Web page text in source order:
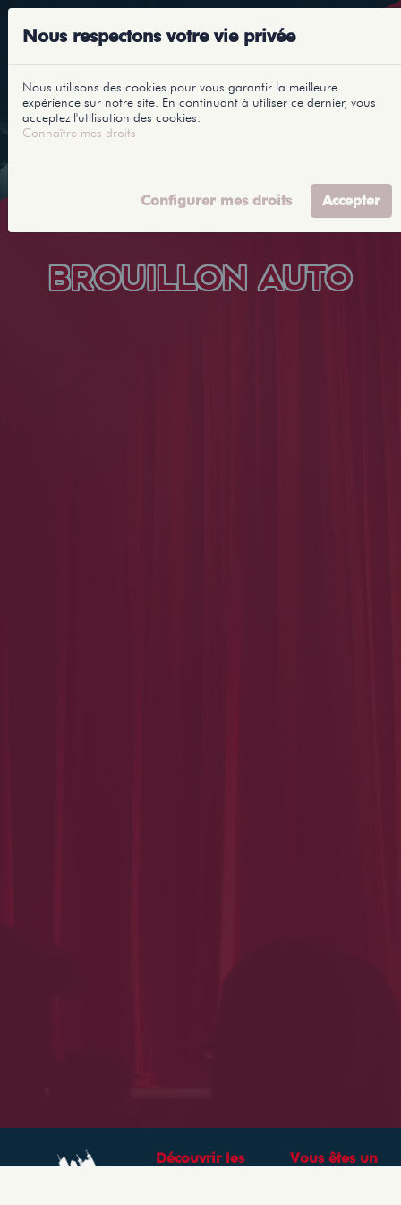
BROUILLON AUTO
Découvrir les
Vous êtes un
Nous respectons votre vie privée
Nous utilisons des cookies pour vous garantir la meilleure
expérience sur notre site. En continuant à utiliser ce dernier, vous
acceptez l'utilisation des cookies.
Connaître mes droits
Configurer mes droits Accepter